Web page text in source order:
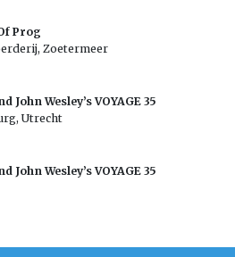
Prog
Zoetermeer
John Wesley’s VOYAGE 35
Utrecht
John Wesley’s VOYAGE 35